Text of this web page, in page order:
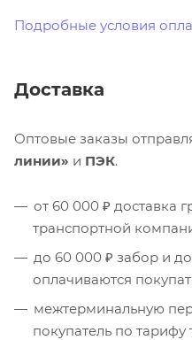
Подробные условия
Доставка
Оптовые заказы
линии» и ПЭК.
от 60 000 ₽ доставка
транспортной
до 60 000 ₽ забор и
оплачиваются
межтерминальную
покупатель по